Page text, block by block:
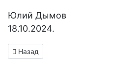
Юлий Дымов
18.10.2024.
Предыдущий: Горловка 10 лет войны
Назад